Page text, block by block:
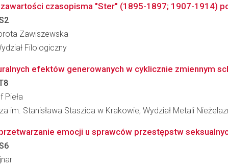
czasopisma "Ster" (1895-1897; 1907-1914)
Zawiszewska
Filologiczny
efektów generowanych w cyklicznie zmiennym
Pieła
im. Stanisława Staszica w Krakowie, Wydział Metali
emocji u sprawców przestępstw